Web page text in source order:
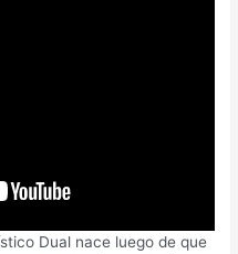
Dual nace luego de que